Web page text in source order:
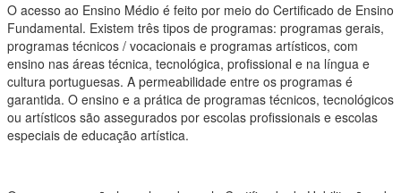
O acesso ao Ensino Médio é feito por meio do Certificado de Ensino
Fundamental. Existem três tipos de programas: programas gerais,
programas técnicos / vocacionais e programas artísticos, com
ensino nas áreas técnica, tecnológica, profissional e na língua e
cultura portuguesas. A permeabilidade entre os programas é
garantida. O ensino e a prática de programas técnicos, tecnológicos
ou artísticos são assegurados por escolas profissionais e escolas
especiais de educação artística.